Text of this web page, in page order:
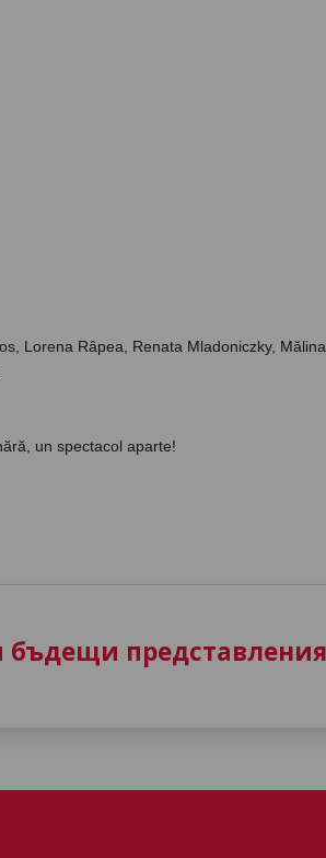
Lorena Râpea, Renata Mladoniczky,
un spectacol aparte!